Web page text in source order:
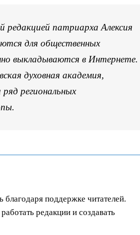
редакцией патриарха Алексия
для общественных
выкладываются в Интернете.
духовная академия,
региональных
благодаря поддержке читателей.
редакции и создавать